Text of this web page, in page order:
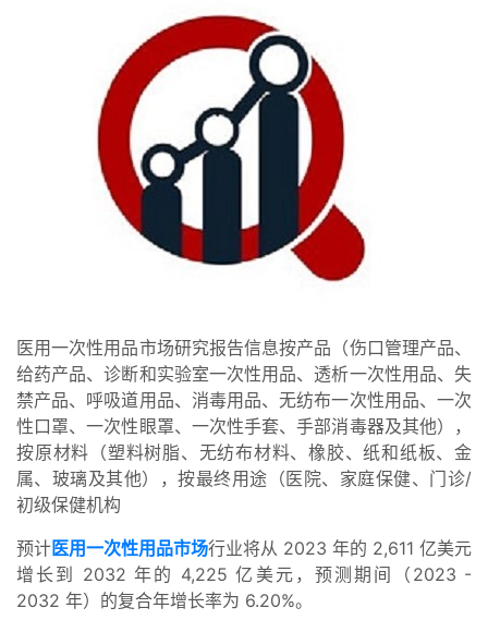
医用一次性用品市场研究报告信息按产品（伤口管理产品、
给药产品、诊断和实验室一次性用品、透析一次性用品、失
禁产品、呼吸道用品、消毒用品、无纺布一次性用品、一次
性口罩、一次性眼罩、一次性手套、手部消毒器及其他），
按原材料（塑料树脂、无纺布材料、橡胶、纸和纸板、金
属、玻璃及其他），按最终用途（医院、家庭保健、门诊/
初级保健机构
预计医用一次性用品市场行业将从 2023 年的 2,611 亿美元
增长到 2032 年的 4,225 亿美元，预测期间（2023 -
2032 年）的复合年增长率为 6.20%。